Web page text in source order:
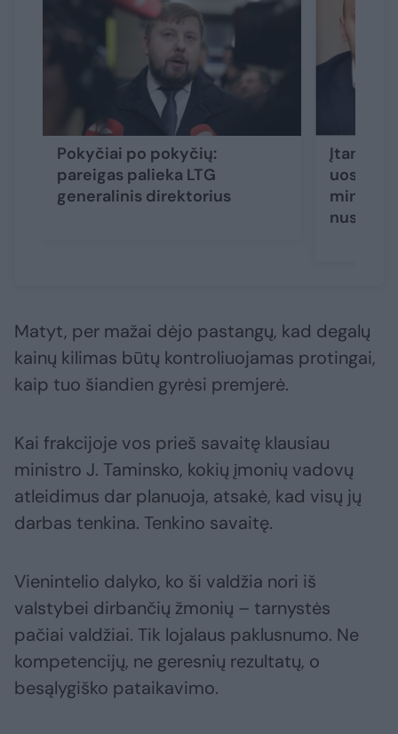
Pokyčiai po pokyčių:
pareigas palieka LTG
generalinis direktorius
Įtampa
uostų ir
Matyt, per mažai dėjo pastangų, kad degalų
kainų kilimas būtų kontroliuojamas protingai,
kaip tuo šiandien gyrėsi premjerė.
Kai frakcijoje vos prieš savaitę klausiau
ministro J. Taminsko, kokių įmonių vadovų
atleidimus dar planuoja, atsakė, kad visų jų
darbas tenkina. Tenkino savaitę.
Vienintelio dalyko, ko ši valdžia nori iš
valstybei dirbančių žmonių – tarnystės
pačiai valdžiai. Tik lojalaus paklusnumo. Ne
kompetencijų, ne geresnių rezultatų, o
besąlygiško pataikavimo.